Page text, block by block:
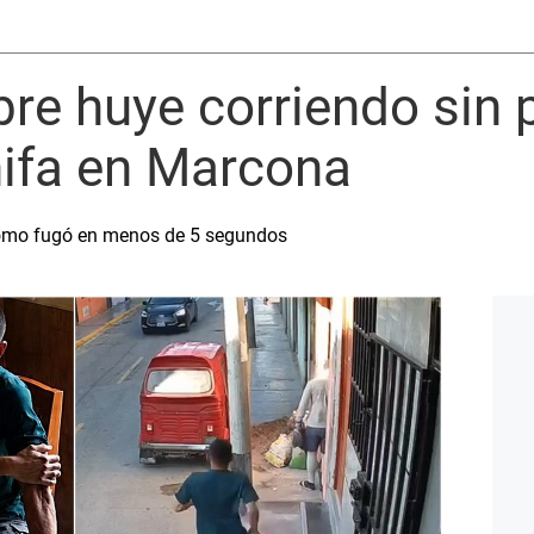
huye corriendo sin
en Marcona
fugó en menos de 5 segundos